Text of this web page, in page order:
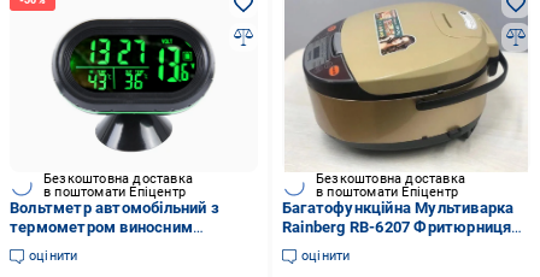
Безкоштовна доставка
в поштомати Епіцентр
Вольтметр автомобільний з
термометром виносним
датчиком індикатор температур
(VST-7009)
оцінити
Безкоштовна доставка
в поштомати Епіцентр
Багатофункційна Мультиварка
Rainberg RB-6207 Фритюрниця
12 програм
оцінити